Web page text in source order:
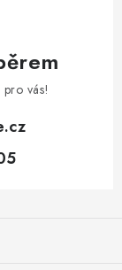
vás!